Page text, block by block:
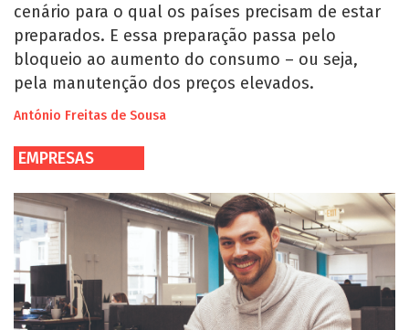
cenário para o qual os países precisam de estar
preparados. E essa preparação passa pelo
bloqueio ao aumento do consumo – ou seja,
pela manutenção dos preços elevados.
António Freitas de Sousa
EMPRESAS